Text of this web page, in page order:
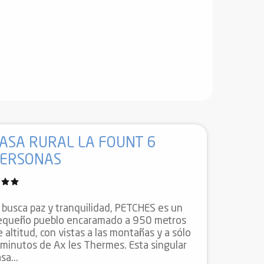
RURAL LA FOUNT 6
busca paz y tranquilidad, PETCHES es un
pueblo encaramado a 950 metros
altitud, con vistas a las montañas y a sólo
de Ax les Thermes. Esta singular